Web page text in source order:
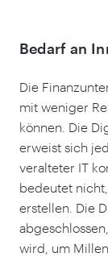
Bedarf an
Die
mit weniger
können. Die
erweist sich
veralteter IT
bedeutet
erstellen. Die
wird, um